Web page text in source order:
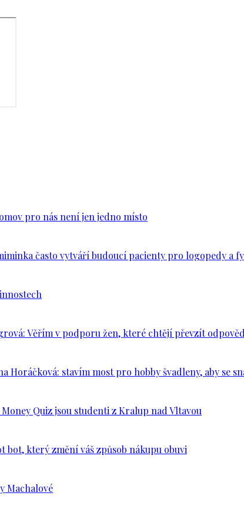
pro nás není jen jedno místo
často vytváří budoucí pacienty pro logopedy a
Věřím v podporu žen, které chtějí převzít
Horáčková: stavím most pro hobby švadleny, aby se
Quiz jsou studenti z Kralup nad Vltavou
bot, který změní váš způsob nákupu obuvi
Machalové